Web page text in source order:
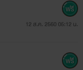
12 ส.ค. 2560 05:12 น.